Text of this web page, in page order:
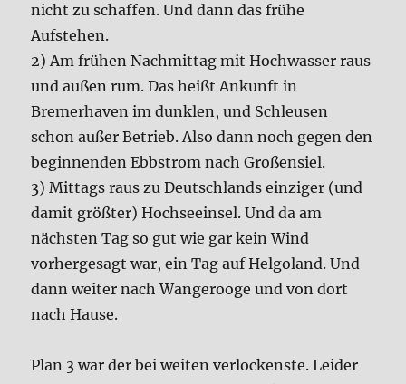
nicht zu schaffen. Und dann das frühe
Aufstehen.
2) Am frühen Nachmittag mit Hochwasser raus
und außen rum. Das heißt Ankunft in
Bremerhaven im dunklen, und Schleusen
schon außer Betrieb. Also dann noch gegen den
beginnenden Ebbstrom nach Großensiel.
3) Mittags raus zu Deutschlands einziger (und
damit größter) Hochseeinsel. Und da am
nächsten Tag so gut wie gar kein Wind
vorhergesagt war, ein Tag auf Helgoland. Und
dann weiter nach Wangerooge und von dort
nach Hause.
Plan 3 war der bei weiten verlockenste. Leider